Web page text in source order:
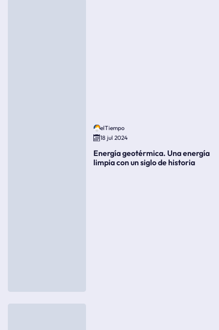
elTiempo
18 jul 2024
Energía geotérmica. Una energía
limpia con un siglo de historia